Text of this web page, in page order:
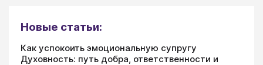
Новые статьи:
Как успокоить эмоциональную супругу
Духовность: путь добра, ответственности и